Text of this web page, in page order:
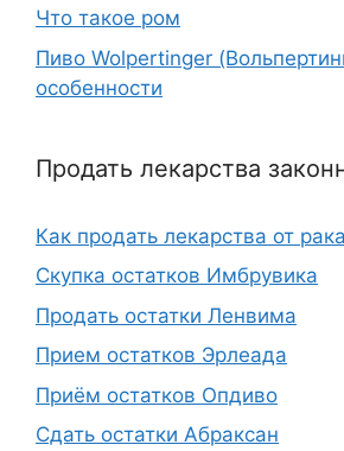
Что такое ром
Пиво Wolpertinger
особенности
Продать лекарства
Как продать лекарства от
Скупка остатков Имбрувика
Продать остатки Ленвима
Прием остатков Эрлеада
Приём остатков Опдиво
Сдать остатки Абраксан